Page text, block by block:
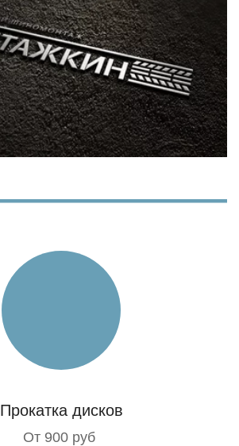
Прокатка дисков
От 900 руб